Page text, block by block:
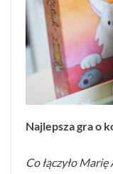
Najlepsza gra o
Co łączyło